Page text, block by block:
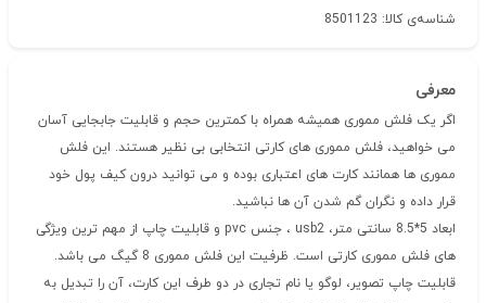
شناسه‌ی کالا: 8501123
معرفی
اگر یک فلش مموری همیشه همراه با کمترین حجم و قابلیت جابجایی آسان
می خواهید، فلش مموری های کارتی انتخابی بی نظیر هستند. این فلش
مموری ها همانند کارت های اعتباری بوده و می توانید درون کیف پول خود
قرار داده و نگران گم شدن آن ها نباشید.
ابعاد 5*8.5 سانتی متر، usb2 ، جنس pvc و قابلیت چاپ از مهم ترین ویژگی
های فلش مموری کارتی است. ظرفیت این فلش مموری 8 گیگ می باشد.
قابلیت چاپ تصویر، لوگو یا نام تجاری در دو طرف این کارت، آن را تبدیل به